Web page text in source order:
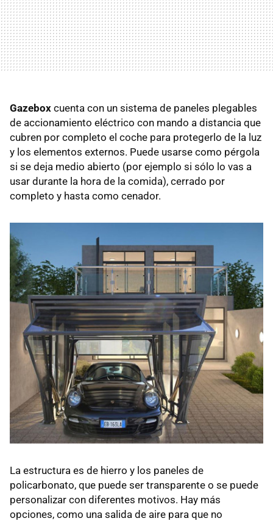
Gazebox cuenta con un sistema de paneles plegables
de accionamiento eléctrico con mando a distancia que
cubren por completo el coche para protegerlo de la luz
y los elementos externos. Puede usarse como pérgola
si se deja medio abierto (por ejemplo si sólo lo vas a
usar durante la hora de la comida), cerrado por
completo y hasta como cenador.
La estructura es de hierro y los paneles de
policarbonato, que puede ser transparente o se puede
personalizar con diferentes motivos. Hay más
opciones, como una salida de aire para que no